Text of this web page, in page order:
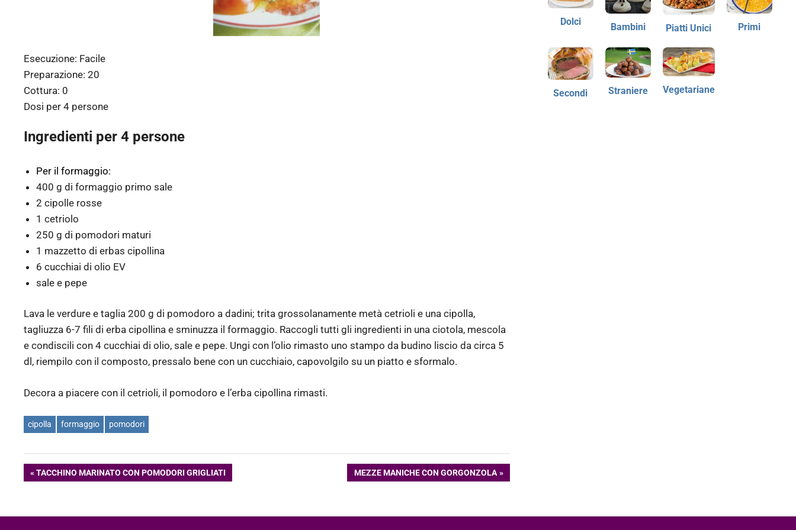
Esecuzione: Facile
Preparazione: 20
Cottura: 0
Dosi per 4 persone
Ingredienti per 4 persone
Per il formaggio:
400 g di formaggio primo sale
2 cipolle rosse
1 cetriolo
250 g di pomodori maturi
1 mazzetto di erbas cipollina
6 cucchiai di olio EV
sale e pepe
Lava le verdure e taglia 200 g di pomodoro a dadini; trita grossolanamente metà cetrioli e una cipolla,
tagliuzza 6-7 fili di erba cipollina e sminuzza il formaggio. Raccogli tutti gli ingredienti in una ciotola, mescola
e condiscili con 4 cucchiai di olio, sale e pepe. Ungi con l’olio rimasto uno stampo da budino liscio da circa 5
dl, riempilo con il composto, pressalo bene con un cucchiaio, capovolgilo su un piatto e sformalo.
Decora a piacere con il cetrioli, il pomodoro e l’erba cipollina rimasti.
cipolla formaggio pomodori
Navigazione
ARTICOLO
TACCHINO MARINATO CON POMODORI GRIGLIATI
ARTICOLO
MEZZE MANICHE CON GORGONZOLA
Dolci Bambini Piatti Unici Primi
Secondi Straniere Vegetariane